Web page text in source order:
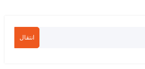
انتقال